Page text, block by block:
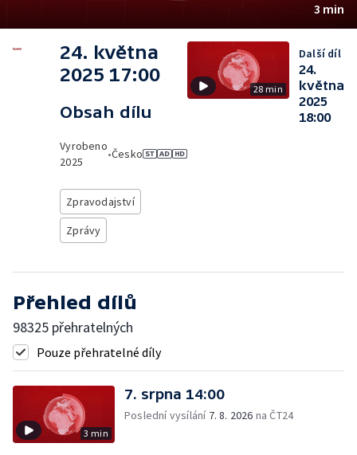
3 min
24. května
2025 17:00
Obsah dílu
Vyrobeno
2025
•Česko
Zpravodajství
Zprávy
28 min
Další díl
24.
května
2025
18:00
Přehled dílů
98325 přehratelných
Pouze přehratelné díly
3 min
7. srpna 14:00
Poslední vysílání 7. 8. 2026 na ČT24